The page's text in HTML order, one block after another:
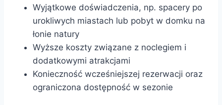
Wyjątkowe doświadczenia, np. spacery po
urokliwych miastach lub pobyt w domku na
łonie natury
Wyższe koszty związane z noclegiem i
dodatkowymi atrakcjami
Konieczność wcześniejszej rezerwacji oraz
ograniczona dostępność w sezonie